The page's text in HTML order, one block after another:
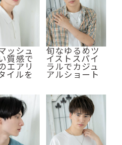
ッシュ
質感で
エアリ
イルを
旬なゆるめツ
イストスパイ
ラルでカジュ
アルショート